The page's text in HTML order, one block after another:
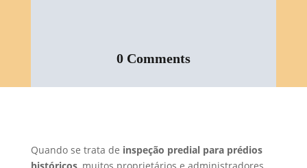
0 Comments
Quando se trata de inspeção predial para prédios